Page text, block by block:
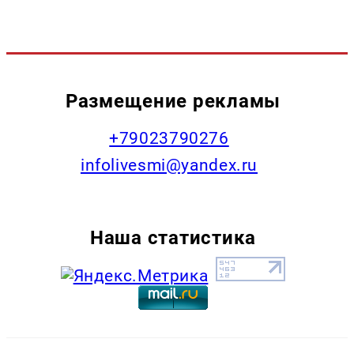
Размещение рекламы
+79023790276
infolivesmi@yandex.ru
Наша статистика